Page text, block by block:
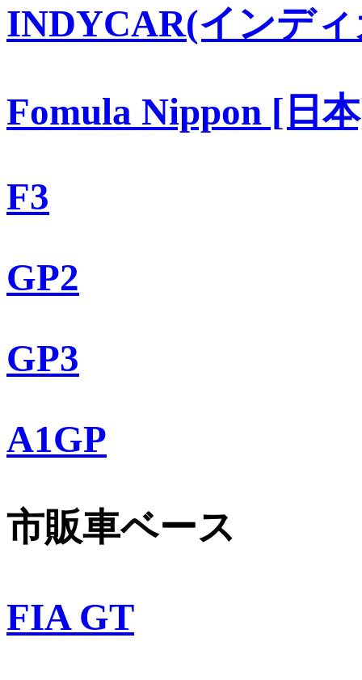
INDYCAR(インデ
Fomula Nippon [日
F3
GP2
GP3
A1GP
市販車ベース
FIA GT